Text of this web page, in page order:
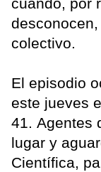
cuando, por
colectivo.
El episodio
este jueves
41. Agentes
lugar y
Científica,